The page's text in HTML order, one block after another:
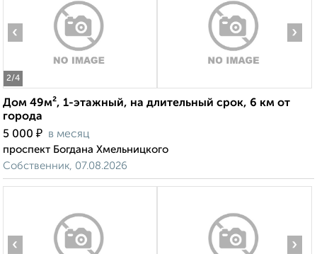
2/4
‹ ›
Дом 49м², 1-этажный, на длительный срок, 6 км от
города
5 000 ₽ в месяц
проспект Богдана Хмельницкого
Собственник, 07.08.2026
‹ ›